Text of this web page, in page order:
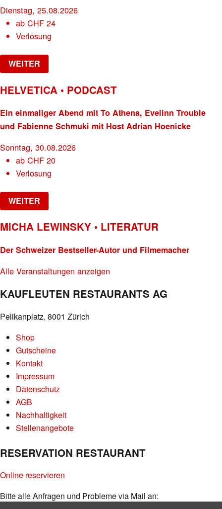
Dienstag, 25.08.2026
abCHF 24
Verlosung
WEITER
HELVETICA • PODCAST
Ein einmaliger Abend mit To Athena, Evelinn Trouble
und Fabienne Schmuki mit Host Adrian Hoenicke
Sonntag, 30.08.2026
abCHF 20
Verlosung
WEITER
MICHA LEWINSKY • LITERATUR
Der Schweizer Bestseller-Autor und Filmemacher
Alle Veranstaltungen anzeigen
KAUFLEUTEN RESTAURANTS AG
Pelikanplatz, 8001 Zürich
Shop
Gutscheine
Kontakt
Impressum
Datenschutz
AGB
Nachhaltigkeit
Stellenangebote
RESERVATION RESTAURANT
Online reservieren
Bitte alle Anfragen und Probleme via Mail an: